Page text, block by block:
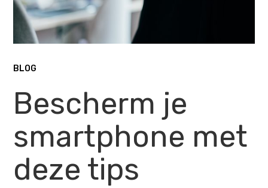
BLOG
Bescherm je
smartphone met
deze tips